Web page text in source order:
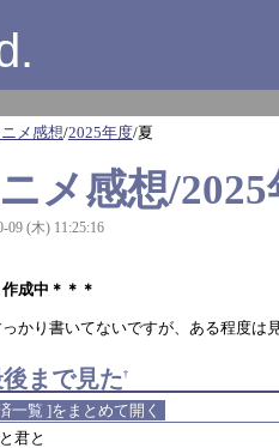
メ感想/2025年度/夏
メ感想/
09 (木) 11:25:16
作成中＊＊＊
かり書いてないですが、ある程度は
まで見た†
一覧 ]をまとめて開く
君と